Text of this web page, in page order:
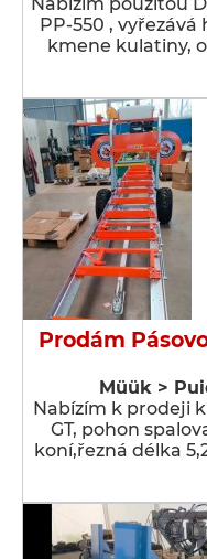
PP-550 ,
kmene kulatiny,
Prodám
Müük >
Nabízím k prodeji
GT, pohon
koní,řezná délka